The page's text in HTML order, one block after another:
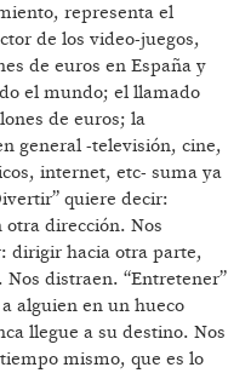
representa el
de los video-juegos,
de euros en España y
el mundo; el llamado
de euros; la
general -televisión, cine,
internet, etc- suma ya
quiere decir:
dirección. Nos
dirigir hacia otra parte,
distraen. “Entretener”
alguien en un hueco
llegue a su destino. Nos
mismo, que es lo